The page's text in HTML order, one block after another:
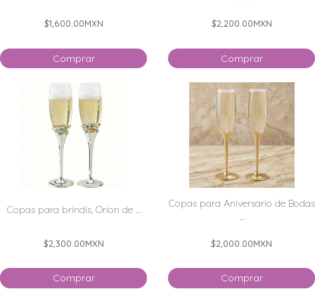
$1,600.00MXN
Comprar
$2,200.00MXN
Comprar
Copas para brindis, Orion de ...
$2,300.00MXN
Comprar
Copas para Aniversario de Bodas
$2,000.00MXN
Comprar